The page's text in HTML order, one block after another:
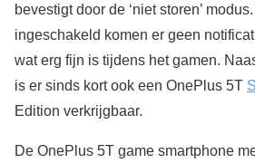
bevestigt door de ‘niet storen’
ingeschakeld komen er geen
wat erg fijn is tijdens het gamen.
is er sinds kort ook een OnePlus 5T
Edition verkrijgbaar.
De OnePlus 5T game smartphone